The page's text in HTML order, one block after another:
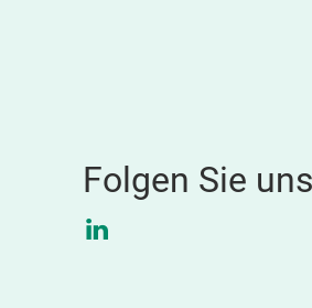
Folgen Sie
LinkedIn